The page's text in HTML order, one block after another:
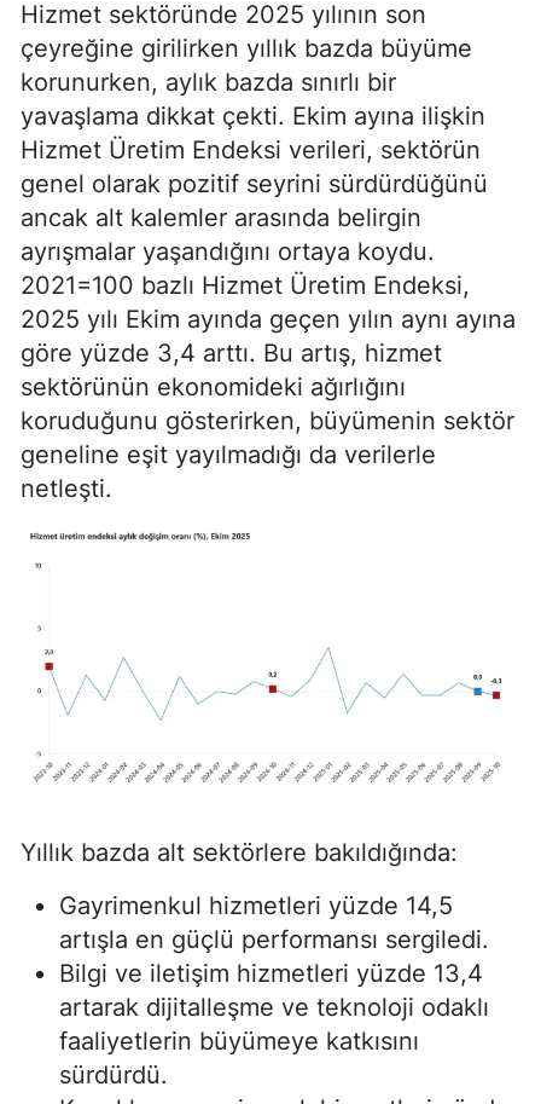
Hizmet sektöründe 2025 yılının son
çeyreğine girilirken yıllık bazda büyüme
korunurken, aylık bazda sınırlı bir
yavaşlama dikkat çekti. Ekim ayına ilişkin
Hizmet Üretim Endeksi verileri, sektörün
genel olarak pozitif seyrini sürdürdüğünü
ancak alt kalemler arasında belirgin
ayrışmalar yaşandığını ortaya koydu.
2021=100 bazlı Hizmet Üretim Endeksi,
2025 yılı Ekim ayında geçen yılın aynı ayına
göre yüzde 3,4 arttı. Bu artış, hizmet
sektörünün ekonomideki ağırlığını
koruduğunu gösterirken, büyümenin sektör
geneline eşit yayılmadığı da verilerle
netleşti.
Yıllık bazda alt sektörlere bakıldığında:
Gayrimenkul hizmetleri yüzde 14,5
artışla en güçlü performansı sergiledi.
Bilgi ve iletişim hizmetleri yüzde 13,4
artarak dijitalleşme ve teknoloji odaklı
faaliyetlerin büyümeye katkısını
sürdürdü.